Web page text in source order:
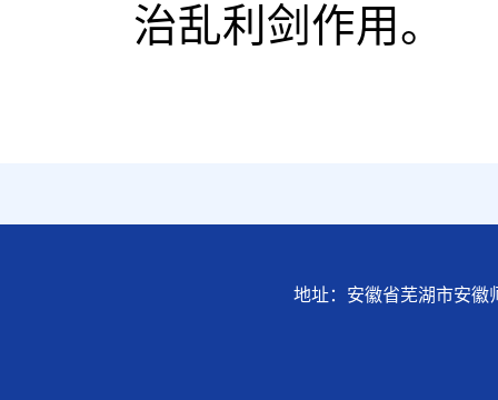
治乱利剑作用。
地址：安徽省芜湖市